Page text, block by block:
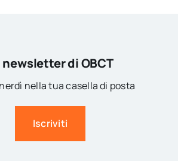
newsletter di OBCT
nella tua casella di posta
Iscriviti